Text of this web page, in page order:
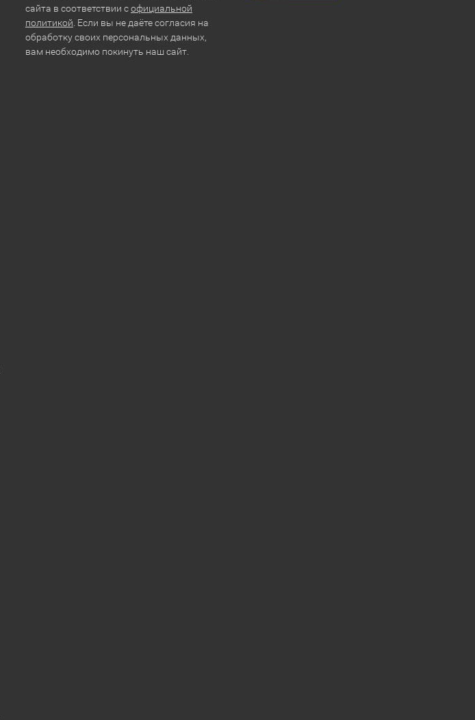
сайта в соответствии софициальной
политикой . Если вы не даёте согласия на
обработку своих персональных данных,
вам необходимо покинуть наш сайт.